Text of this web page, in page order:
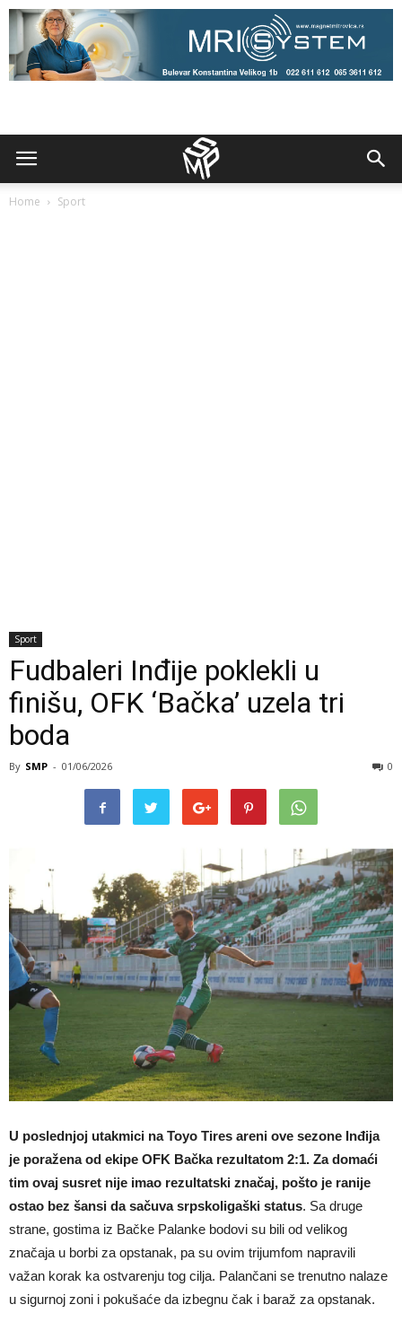
Home Sport
Sport
Fudbaleri Inđije poklekli u
finišu, OFK ‘Bačka’ uzela tri
boda
By SMP - 01/06/2026 0
U poslednjoj utakmici na Toyo Tires areni ove sezone Inđija
je poražena od ekipe OFK Bačka rezultatom 2:1. Za domaći
tim ovaj susret nije imao rezultatski značaj, pošto je ranije
ostao bez šansi da sačuva srpskoligaški status. Sa druge
strane, gostima iz Bačke Palanke bodovi su bili od velikog
značaja u borbi za opstanak, pa su ovim trijumfom napravili
važan korak ka ostvarenju tog cilja. Palančani se trenutno nalaze
u sigurnoj zoni i pokušaće da izbegnu čak i baraž za opstanak.